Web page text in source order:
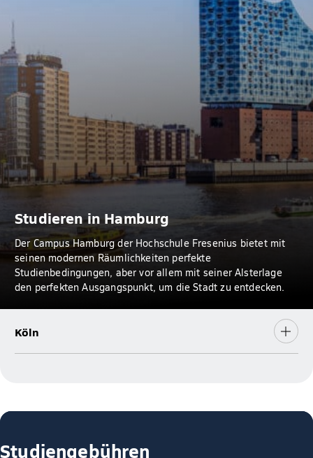
Studieren in Hamburg
Der Campus Hamburg der Hochschule Fresenius bietet mit
seinen modernen Räumlichkeiten perfekte
Studienbedingungen, aber vor allem mit seiner Alsterlage
den perfekten Ausgangspunkt, um die Stadt zu entdecken.
Köln
Studiengebühren